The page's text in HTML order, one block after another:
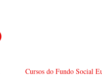
Cursos do Fundo Social